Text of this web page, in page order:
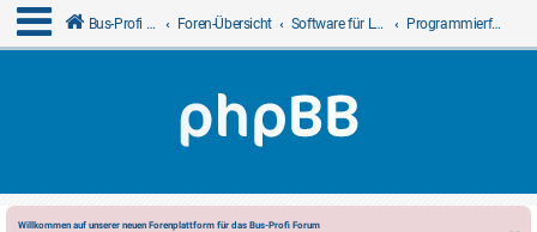
Bus-Profi GmbH Foren-Übersicht Software für LCN Programmierfragen
Willkommen auf unserer neuen Forenplattform für das Bus-Profi Forum